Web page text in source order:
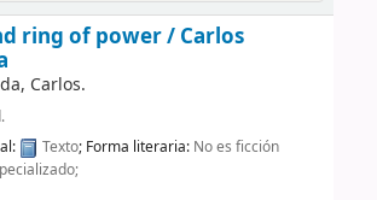
ring of power /Carlos
Carlos.
Texto; Forma literaria: No es ficción